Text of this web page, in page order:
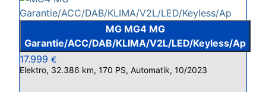
MG MG4 MG
Garantie/ACC/DAB/KLIMA/V2L/LED/Keyless/Ap
17.999 €
Elektro, 32.386 km, 170 PS, Automatik, 10/2023